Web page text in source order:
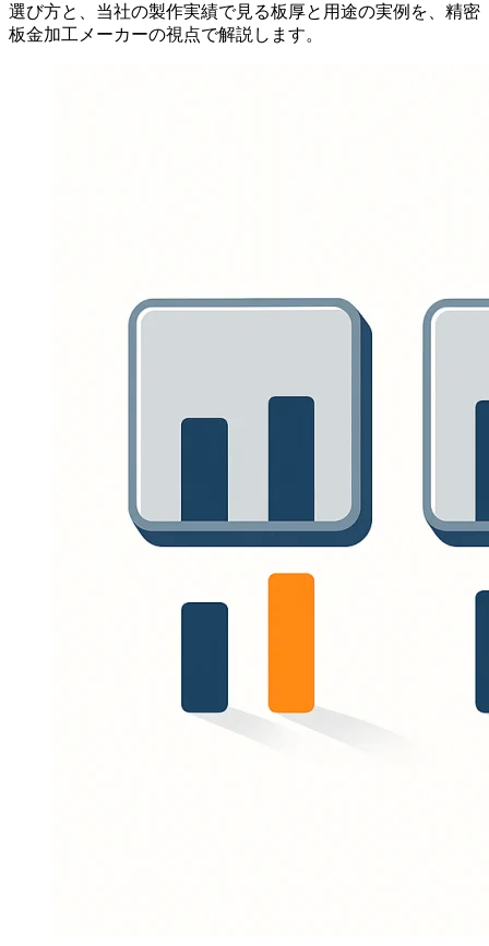
選び方と、当社の製作実績で見る板厚と用途の実例を、精密
板金加工メーカーの視点で解説します。